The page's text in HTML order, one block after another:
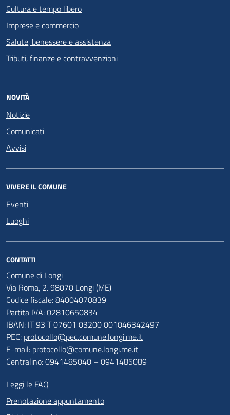
Cultura e tempo libero
Imprese e commercio
Salute, benessere e assistenza
Tributi, finanze e contravvenzioni
NOVITÀ
Notizie
Comunicati
Avvisi
VIVERE IL COMUNE
Eventi
Luoghi
CONTATTI
Comune di Longi
Via Roma, 2. 98070 Longi (ME)
Codice fiscale: 84004070839
Partita IVA: 02810650834
IBAN: IT 93 T 07601 03200 001046342497
PEC: protocollo@pec.comune.longi.me.it
E-mail: protocollo@comune.longi.me.it
Centralino: 0941485040 – 0941485089
Leggi le FAQ
Prenotazione appuntamento